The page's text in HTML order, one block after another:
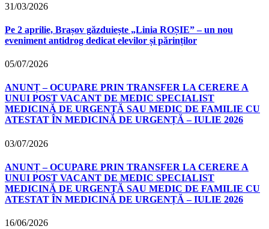
31/03/2026
Pe 2 aprilie, Brașov găzduiește „Linia ROȘIE” – un nou
eveniment antidrog dedicat elevilor și părinților
05/07/2026
ANUNȚ – OCUPARE PRIN TRANSFER LA CERERE A
UNUI POST VACANT DE MEDIC SPECIALIST
MEDICINĂ DE URGENȚĂ SAU MEDIC DE FAMILIE CU
ATESTAT ÎN MEDICINĂ DE URGENȚĂ – IULIE 2026
03/07/2026
ANUNȚ – OCUPARE PRIN TRANSFER LA CERERE A
UNUI POST VACANT DE MEDIC SPECIALIST
MEDICINĂ DE URGENȚĂ SAU MEDIC DE FAMILIE CU
ATESTAT ÎN MEDICINĂ DE URGENȚĂ – IULIE 2026
16/06/2026